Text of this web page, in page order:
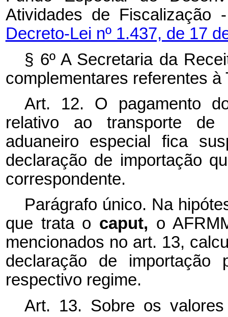
Atividades de
Decreto-Lei nº 1.437, de 17
§ 6º A Secretaria da
complementares referentes à
Art. 12. O pagamento
relativo ao transporte de
aduaneiro especial fica
declaração de importação
correspondente.
Parágrafo único. Na
que trata o caput, o
mencionados no art. 13,
declaração de importação
respectivo regime.
Art. 13. Sobre os